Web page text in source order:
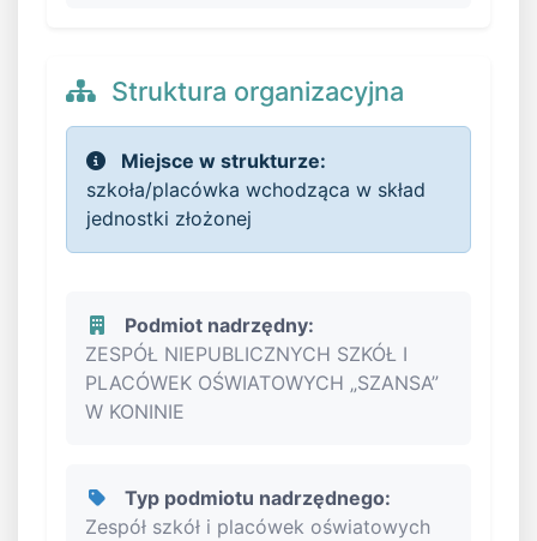
Struktura organizacyjna
Miejsce w strukturze:
szkoła/placówka wchodząca w skład
jednostki złożonej
Podmiot nadrzędny:
ZESPÓŁ NIEPUBLICZNYCH SZKÓŁ I
PLACÓWEK OŚWIATOWYCH „SZANSA”
W KONINIE
Typ podmiotu nadrzędnego:
Zespół szkół i placówek oświatowych